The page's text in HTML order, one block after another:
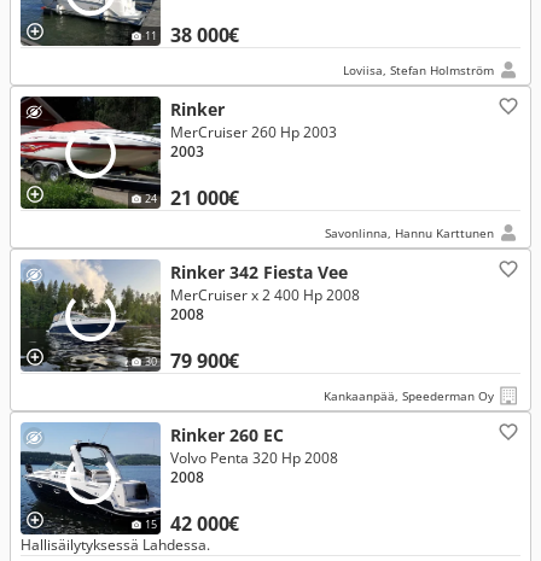
11 38 000€
Loviisa, Stefan Holmström
24
Rinker
21 000€
MerCruiser 260 Hp 2003
2003
Savonlinna, Hannu Karttunen
30
Rinker 342 Fiesta Vee
79 900€
MerCruiser x 2 400 Hp 2008
2008
Kankaanpää, Speederman Oy
15
Rinker 260 EC
42 000€
Volvo Penta 320 Hp 2008
2008
Hallisäilytyksessä Lahdessa.